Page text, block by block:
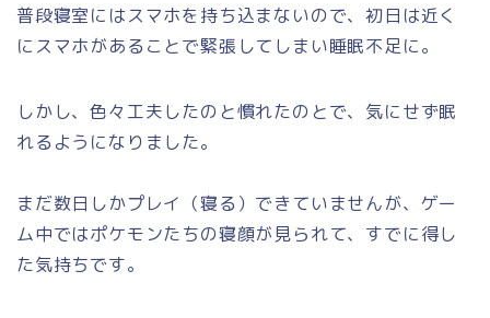
普段寝室にはスマホを持ち込まないので、初日は近く
にスマホがあることで緊張してしまい睡眠不足に。
しかし、色々工夫したのと慣れたのとで、気にせず眠
れるようになりました。
まだ数日しかプレイ（寝る）できていませんが、ゲー
ム中ではポケモンたちの寝顔が見られて、すでに得し
た気持ちです。